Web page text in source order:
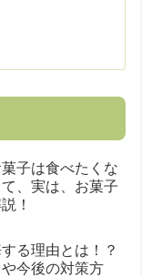
子は食べたくな
、実は、お菓子
！
る理由とは！？
今後の対策方